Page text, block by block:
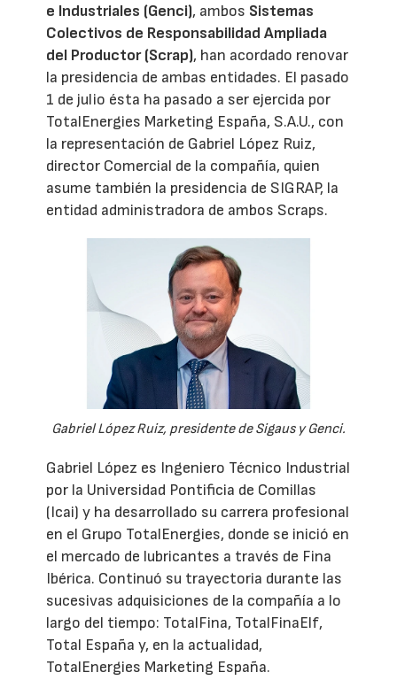
e Industriales (Genci), ambos Sistemas
Colectivos de Responsabilidad Ampliada
del Productor (Scrap), han acordado renovar
la presidencia de ambas entidades. El pasado
1 de julio ésta ha pasado a ser ejercida por
TotalEnergies Marketing España, S.A.U., con
la representación de Gabriel López Ruiz,
director Comercial de la compañía, quien
asume también la presidencia de SIGRAP, la
entidad administradora de ambos Scraps.
Gabriel López Ruiz, presidente de Sigaus y Genci.
Gabriel López es Ingeniero Técnico Industrial
por la Universidad Pontificia de Comillas
(Icai) y ha desarrollado su carrera profesional
en el Grupo TotalEnergies, donde se inició en
el mercado de lubricantes a través de Fina
Ibérica. Continuó su trayectoria durante las
sucesivas adquisiciones de la compañía a lo
largo del tiempo: TotalFina, TotalFinaElf,
Total España y, en la actualidad,
TotalEnergies Marketing España.